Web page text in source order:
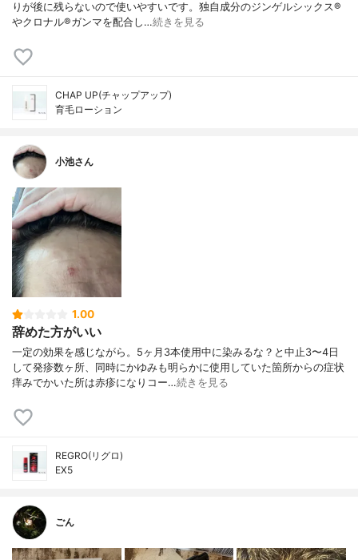
りが後に残らないので使いやすいです。独自成分のジンゲルシックス®
やクロナル®ガンマを配合し…続きを見る
CHAP UP(チャップアップ)
育毛ローション
小池さん
1.00
辞めた方がいい
一定の効果を感じながら。5ヶ月3本使用中に染みるな？と中止3〜4日
して発疹数ヶ所、同時にかゆみも明らかに使用していた箇所からの症状
痒みでかいた所は赤疹になりコー…続きを見る
REGRO(リグロ)
EX5
ごん